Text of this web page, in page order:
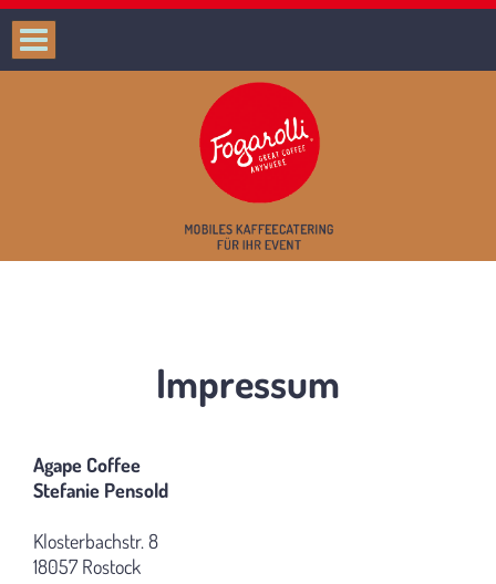
Impressum
Agape Coffee
Stefanie Pensold
Klosterbachstr. 8
18057 Rostock